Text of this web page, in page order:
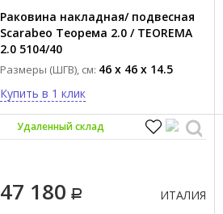
Раковина накладная/ подвесная
Scarabeo Теорема 2.0 / TEOREMA
2.0 5104/40
Размеры (ШГВ), см: 46 x 46 x 14.5
Купить в 1 клик
47 180
ИТАЛИЯ
Удаленный склад